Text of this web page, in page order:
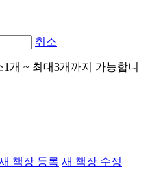
취소
개 ~ 최대3개까지 가능합니
책장 등록 새 책장 수정